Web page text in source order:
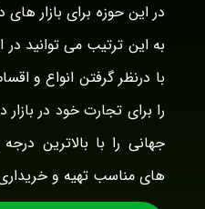
در این حوزه برای بازار
به این ترتیب می توانید
با درنظر گرفتن انواع و
را برای تجارت خود در
جهانی را با بالاترین
های مناسب تهیه و